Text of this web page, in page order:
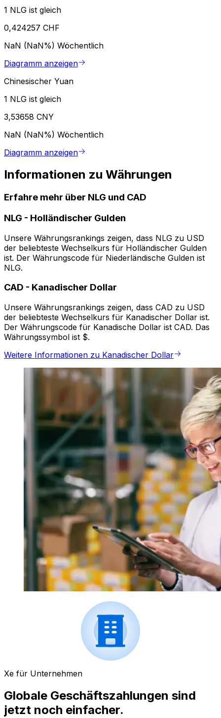
1 NLG ist gleich
0,424257 CHF
NaN (NaN%) Wöchentlich
Diagramm anzeigen
Chinesischer Yuan
1 NLG ist gleich
3,53658 CNY
NaN (NaN%) Wöchentlich
Diagramm anzeigen
Informationen zu Währungen
Erfahre mehr über NLG und CAD
NLG - Holländischer Gulden
Unsere Währungsrankings zeigen, dass NLG zu USD
der beliebteste Wechselkurs für Holländischer Gulden
ist. Der Währungscode für Niederländische Gulden ist
NLG.
CAD - Kanadischer Dollar
Unsere Währungsrankings zeigen, dass CAD zu USD
der beliebteste Wechselkurs für Kanadischer Dollar ist.
Der Währungscode für Kanadische Dollar ist CAD. Das
Währungssymbol ist $.
Weitere Informationen zu Kanadischer Dollar
Xe für Unternehmen
Globale Geschäftszahlungen sind
jetzt noch einfacher.